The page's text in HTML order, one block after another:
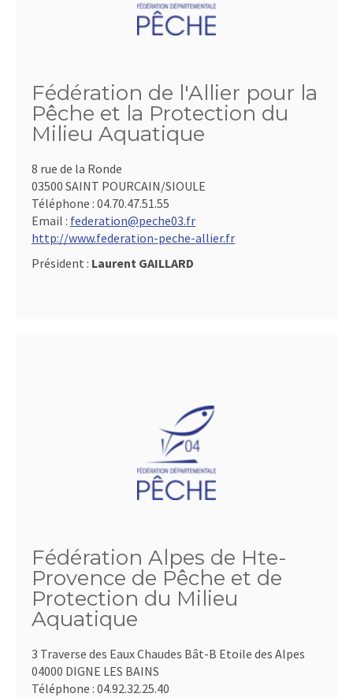
Fédération de l'Allier pour la
Pêche et la Protection du
Milieu Aquatique
8 rue de la Ronde
03500 SAINT POURCAIN/SIOULE
Téléphone : 04.70.47.51.55
Email : federation@peche03.fr
http://www.federation-peche-allier.fr
Président : Laurent GAILLARD
Fédération Alpes de Hte-
Provence de Pêche et de
Protection du Milieu
Aquatique
3 Traverse des Eaux Chaudes Bât-B Etoile des Alpes
04000 DIGNE LES BAINS
Téléphone : 04.92.32.25.40